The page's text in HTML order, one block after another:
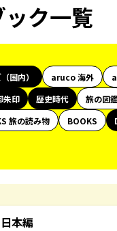
ク一覧
国内） aruco 海外
朱印 歴史時代 旅の図
旅の読み物 BOOKS
本編